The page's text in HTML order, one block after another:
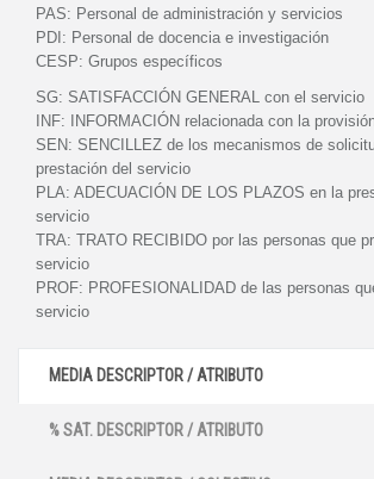
PAS: Personal de administración y servicios
PDI: Personal de docencia e investigación
CESP: Grupos específicos
SG: SATISFACCIÓN GENERAL con el servicio
INF:
INFORMACIÓN relacionada con la
SEN: SENCILLEZ de los mecanismos de
prestación del servicio
PLA: ADECUACIÓN DE LOS PLAZOS en la
servicio
TRA: TRATO RECIBIDO por las personas que
servicio
PROF: PROFESIONALIDAD de las personas
servicio
MEDIA DESCRIPTOR / ATRIBUTO
% SAT. DESCRIPTOR / ATRIBUTO